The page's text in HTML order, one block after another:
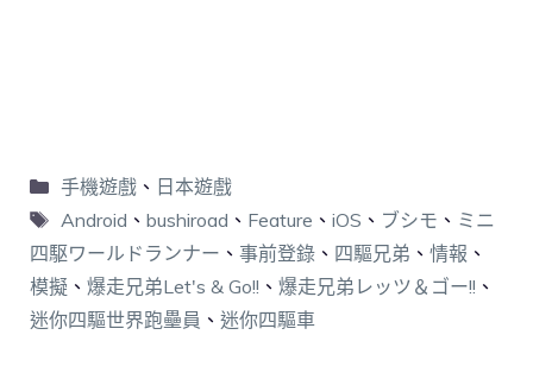
手機遊戲、 日本遊戲
Android 、 bushiroad 、 Feature 、 iOS 、 ブシモ 、 ミニ
四駆ワールドランナー 、 事前登錄 、 四驅兄弟 、 情報 、
模擬 、 爆走兄弟Let's & Go!! 、 爆走兄弟レッツ＆ゴー!! 、
迷你四驅世界跑壘員 、 迷你四驅車